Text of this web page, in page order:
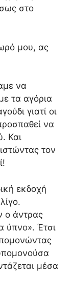
στο
μου, ας
να
τα αγόρια
γιατί οι
να
Και
τον
εκδοχή
ο άντρας
ύπνο». Έτσι
μέσα